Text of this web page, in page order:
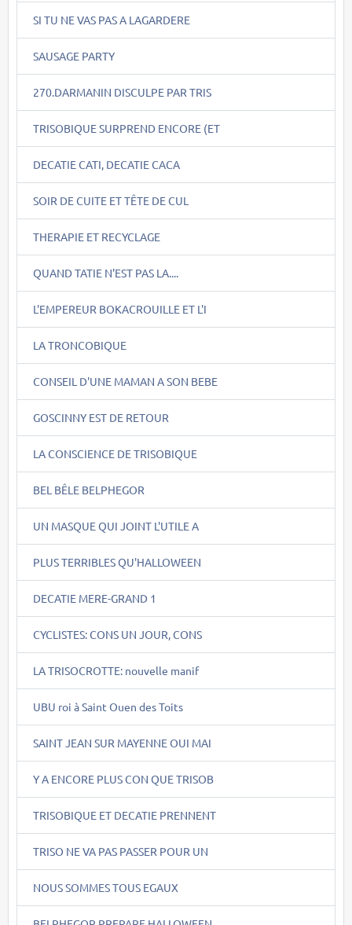
SI TU NE VAS PAS A LAGARDERE
SAUSAGE PARTY
270.DARMANIN DISCULPE PAR TRIS
TRISOBIQUE SURPREND ENCORE (ET
DECATIE CATI, DECATIE CACA
SOIR DE CUITE ET TÊTE DE CUL
THERAPIE ET RECYCLAGE
QUAND TATIE N'EST PAS LA....
L'EMPEREUR BOKACROUILLE ET L'I
LA TRONCOBIQUE
CONSEIL D'UNE MAMAN A SON BEBE
GOSCINNY EST DE RETOUR
LA CONSCIENCE DE TRISOBIQUE
BEL BÊLE BELPHEGOR
UN MASQUE QUI JOINT L'UTILE A
PLUS TERRIBLES QU'HALLOWEEN
DECATIE MERE-GRAND 1
CYCLISTES: CONS UN JOUR, CONS
LA TRISOCROTTE: nouvelle manif
UBU roi à Saint Ouen des Toits
SAINT JEAN SUR MAYENNE OUI MAI
Y A ENCORE PLUS CON QUE TRISOB
TRISOBIQUE ET DECATIE PRENNENT
TRISO NE VA PAS PASSER POUR UN
NOUS SOMMES TOUS EGAUX